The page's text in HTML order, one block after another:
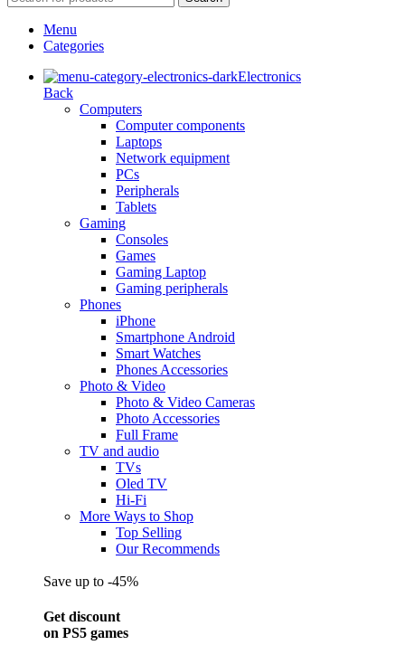
Menu
Categories
Electronics
Back
Computers
Computer components
Laptops
Network equipment
PCs
Peripherals
Tablets
Gaming
Consoles
Games
Gaming Laptop
Gaming peripherals
Phones
iPhone
Smartphone Android
Smart Watches
Phones Accessories
Photo & Video
Photo & Video Cameras
Photo Accessories
Full Frame
TV and audio
TVs
Oled TV
Hi-Fi
More Ways to Shop
Top Selling
Our Recommends
Save up to -45%
Get discount
on PS5 games